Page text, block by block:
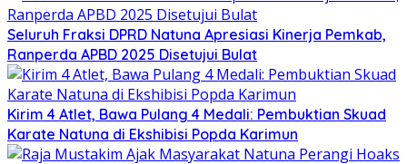
Seluruh Fraksi DPRD Natuna Apresiasi Kinerja Pemkab,
Ranperda APBD 2025 Disetujui Bulat
Kirim 4 Atlet, Bawa Pulang 4 Medali: Pembuktian Skuad
Karate Natuna di Ekshibisi Popda Karimun